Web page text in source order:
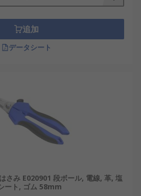
追加
データシート
み E020901 段ボール, 電線, 革, 塩
ート, ゴム 58mm